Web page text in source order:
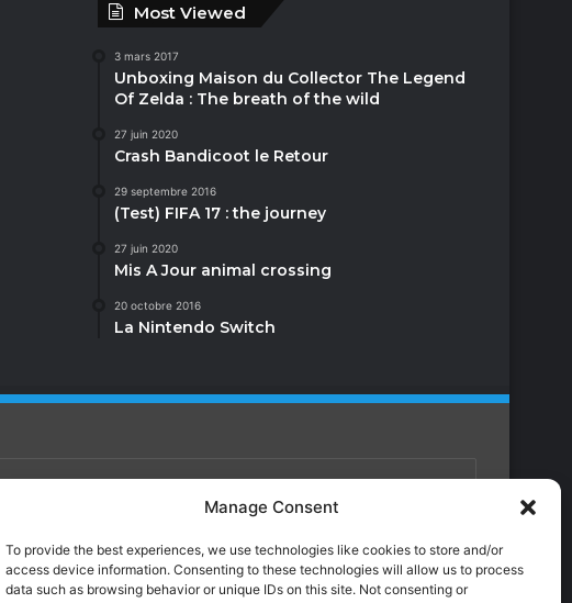
Manage Consent
To provide the best experiences, we use technologies like cookies to store and/or
access device information. Consenting to these technologies will allow us to process
data such as browsing behavior or unique IDs on this site. Not consenting or
Most Viewed
3 mars 2017
Unboxing Maison du Collector The Legend
Of Zelda : The breath of the wild
27 juin 2020
Crash Bandicoot le Retour
29 septembre 2016
(Test) FIFA 17 : the journey
27 juin 2020
Mis A Jour animal crossing
20 octobre 2016
La Nintendo Switch
YouTubeInstagram
Twitch Dailymotion